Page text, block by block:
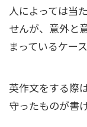
人によっては当
せんが、意外と
まっているケー
英作文をする際
守ったものが書